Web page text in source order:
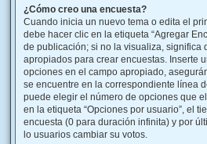
¿Cómo creo una encuesta?
Cuando inicia un nuevo tema o edita el
debe hacer clic en la etiqueta “Agregar
de publicación; si no la visualiza, significa
apropiados para crear encuestas. Inserte
opciones en el campo apropiado,
se encuentre en la correspondiente línea
puede elegir el número de opciones que
en la etiqueta “Opciones por usuario”, el
encuesta (0 para duración infinita) y por
lo usuarios cambiar su votos.